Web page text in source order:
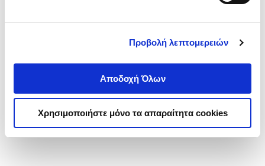
Προβολή λεπτομερειών
Αποδοχή Όλων
Χρησιμοποιήστε μόνο τα απαραίτητα cookies